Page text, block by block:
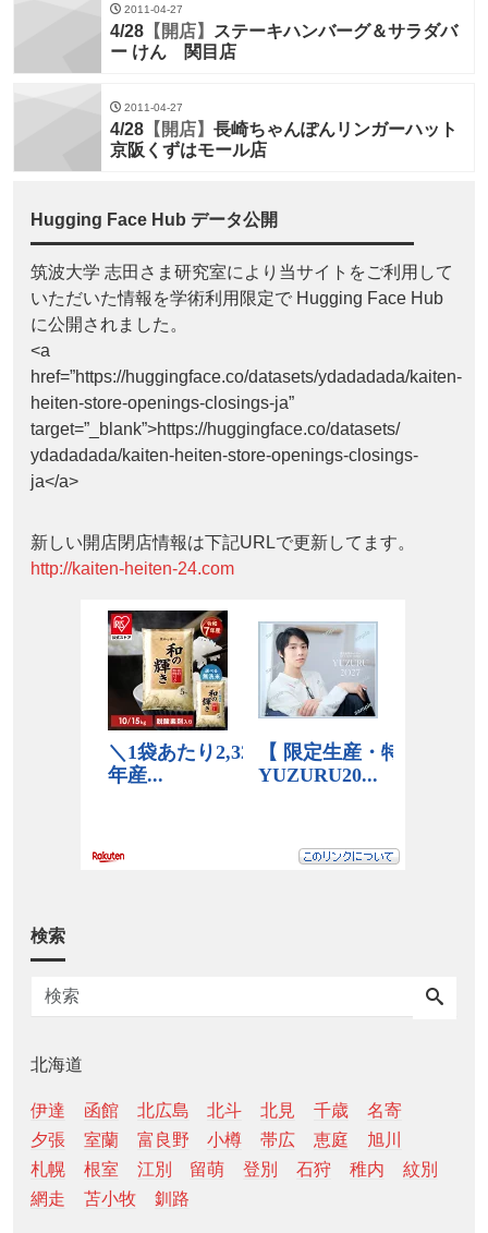
2011-04-27
4/28 【開店】 ステーキハンバーグ＆サラダバ
ー けん 関目店
2011-04-27
4/28 【開店】 長崎ちゃんぽんリンガーハット
京阪くずはモール店
Hugging Face Hub データ公開
筑波大学 志田さま研究室により当サイトをご利用して
いただいた情報を学術利用限定で Hugging Face Hub
に公開されました。
<a
href=”https://huggingface.co/datasets/ydadadada/kaiten-
heiten-store-openings-closings-ja”
target=”_blank”>https://huggingface.co/datasets/
ydadadada/kaiten-heiten-store-openings-closings-
ja</a>
新しい開店閉店情報は下記URLで更新してます。
http://kaiten-heiten-24.com
検索
北海道
伊達 函館 北広島 北斗 北見 千歳
名寄
夕張
室蘭 富良野 小樽 帯広 恵庭
旭川
札幌
根室 江別 留萌 登別 石狩 稚内
紋別
網走
苫小牧 釧路